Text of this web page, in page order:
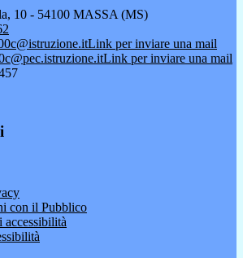
10 - 54100 MASSA (MS)
Link per inviare una mail
Link per inviare una mail
con il Pubblico